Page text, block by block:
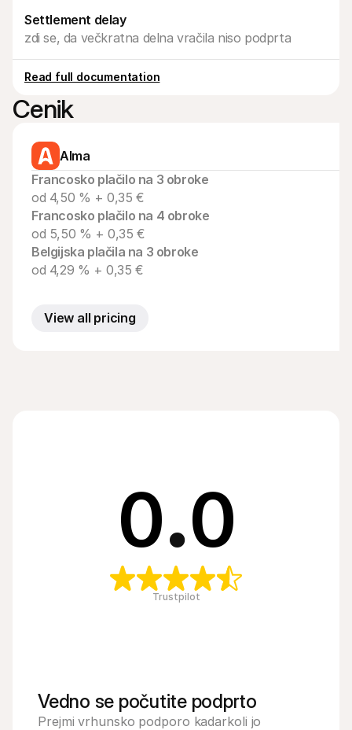
Settlement delay
zdi se, da večkratna delna vračila niso podprta
Read full documentation
Cenik
Alma
Francosko plačilo na 3 obroke
od 4,50 % + 0,35 €
Francosko plačilo na 4 obroke
od 5,50 % + 0,35 €
Belgijska plačila na 3 obroke
od 4,29 % + 0,35 €
View all pricing
0.0
Trustpilot
Vedno se počutite podprto
Prejmi vrhunsko podporo kadarkoli jo
Ugotovite, zakaj se Mollie pojavlja na vašem bančnem
izpisku
Za stranke Mollie
Povežite se z našo ekipo za podporo strankam
Kontaktirajte prodajo
Odkrijte, kako lahko pomagamo vašemu podjetju